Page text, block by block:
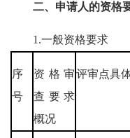
二、申请人的资格
1.一般资格要求
序
号
资格审
查要求
概况
评审点具